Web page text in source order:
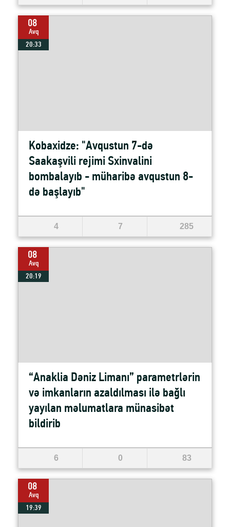
08
Avq
20:33
Kobaxidze: "Avqustun 7-də
Saakaşvili rejimi Sxinvalini
bombalayıb - müharibə avqustun 8-
də başlayıb"
4 7 285
08
Avq
20:19
“Anaklia Dəniz Limanı” parametrlərin
və imkanların azaldılması ilə bağlı
yayılan məlumatlara münasibət
bildirib
6 0 83
08
Avq
19:39